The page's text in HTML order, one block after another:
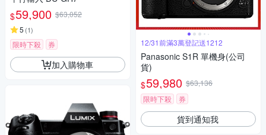
$59,900 $63,052
5 (1)
限時下殺 券
加入購物車
12/31前滿3萬登記送1212
Panasonic S1R 單機身(公司
貨)
$59,980 $63,136
限時下殺
券
貨到通知我